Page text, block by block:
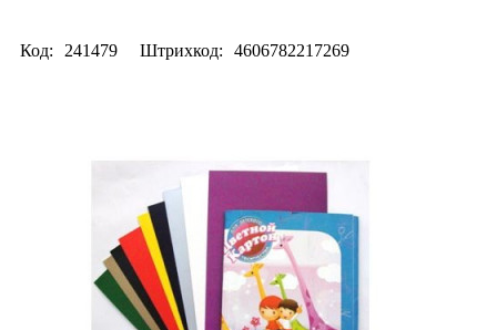
Код: 241479 Штрихкод: 4606782217269